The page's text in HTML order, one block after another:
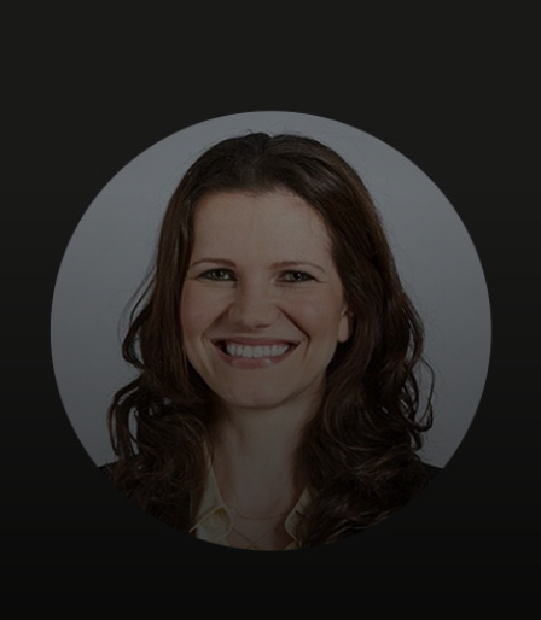
Untuk bisnis
Untuk dunia
Untuk inovator
Berita dan tren